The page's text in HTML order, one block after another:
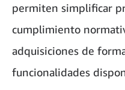
permiten simplificar
cumplimiento
adquisiciones de
funcionalidades